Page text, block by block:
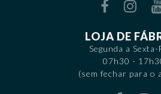
LOJA DE
Segunda a Sexta-
07h30 -
(sem fechar para o